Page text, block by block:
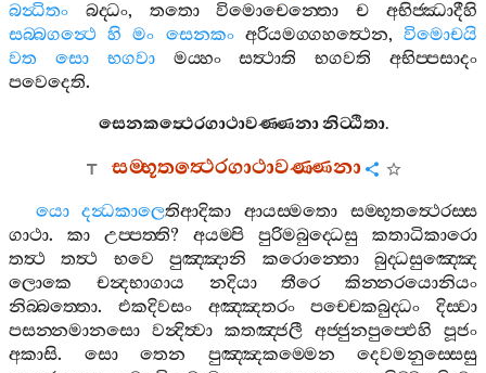
බන්‍ධිතං
බද‍්ධං, තතො විමොචෙන‍්තො ච
අභිජ‍්ඣාදීහි
සබ‍්බගන්‍ථෙ හි මං සෙනකං අරියමග‍්ගහත්‍ථෙන,විමොචයි
වත
සො භගවා මය‍්හං සත්‍ථාති භගවති
අභිප‍්පසාදං
පවෙදෙති.
සෙනකත්‍ථෙරගාථාවණ‍්ණනානිට‍්ඨිතා.
සම‍්භූතත්‍ථෙරගාථාවණ‍්ණනා
යො දන්‍ධකාලෙතිආදිකා ආයස‍්මතො
සම‍්භූතත්‍ථෙරස‍්ස
ගාථා. කා උප‍්පත‍්ති? අයම‍්පි පුරිමබුද‍්ධෙසු
කතාධිකාරො
තත්‍ථ
තත්‍ථ භවෙ පුඤ‍්ඤානි කරොන‍්තො
බුද‍්ධසුඤ‍්ඤෙ
ලොකෙ
චන්‍දභාගාය නදියා තීරෙ
කින‍්නරයොනියං
නිබ‍්බත‍්තො. එකදිවසං අඤ‍්ඤතරං පච‍්චෙකබුද‍්ධං
දිස‍්වා
පසන‍්නමානසො වන්‍දිත්‍වා කතඤ‍්ජලී අජ‍්ජුනපුප‍්ඵෙහි
පූජං
අකාසි. සො තෙන පුඤ‍්ඤකම‍්මෙන
දෙවමනුස‍්සෙසු